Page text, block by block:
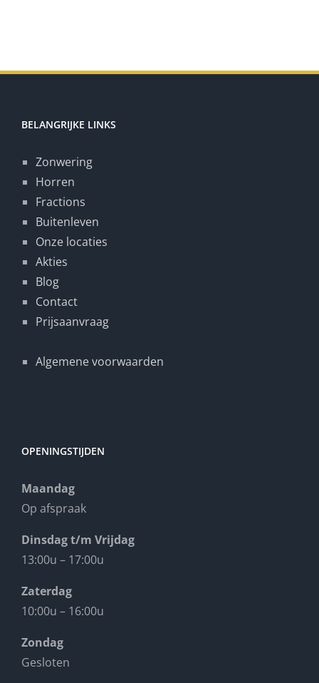
BELANGRIJKE LINKS
Zonwering
Horren
Fractions
Buitenleven
Onze locaties
Akties
Blog
Contact
Prijsaanvraag
Algemene voorwaarden
OPENINGSTIJDEN
Maandag
Op afspraak
Dinsdag t/m Vrijdag
13:00u – 17:00u
Zaterdag
10:00u – 16:00u
Zondag
Gesloten